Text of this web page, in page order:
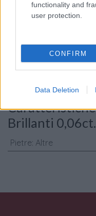
functionality and
user protection.
CONFIRM
Data Deletion
Consenso al
personali *
Brillanti
Pietre: Altre